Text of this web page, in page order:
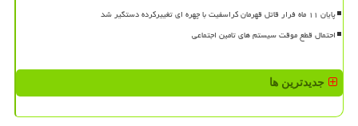
پایان ۱۱ ماه فرار قاتل قهرمان کراسفیت با چهره ای تغییرکرده دستگیر شد
احتمال قطع موقت سیستم های تامین اجتماعی
جدیدترین ها